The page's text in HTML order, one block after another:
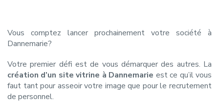
Vous comptez lancer prochainement votre société à
Dannemarie?
Votre premier défi est de vous démarquer des autres. La
création d’un site vitrine à Dannemarie est ce qu’il vous
faut tant pour asseoir votre image que pour le recrutement
de personnel.